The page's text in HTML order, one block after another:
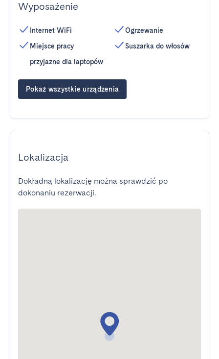
Wyposażenie
Internet WiFi
Miejsce pracy
przyjazne dla laptopów
Ogrzewanie
Suszarka do włosów
Pokaż wszystkie urządzenia
Lokalizacja
Dokładną lokalizację można sprawdzić po
dokonaniu rezerwacji.